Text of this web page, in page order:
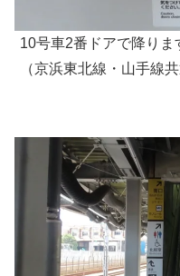
10号車2番ドアで降りま
（京浜東北線・山手線共